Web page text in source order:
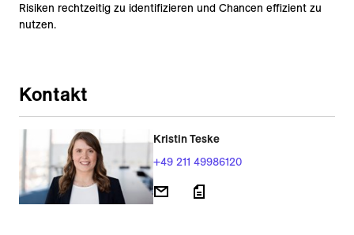
Risiken rechtzeitig zu identifizieren und Chancen effizient zu
nutzen.
Kontakt
Kristin Teske
+49 211 49986120